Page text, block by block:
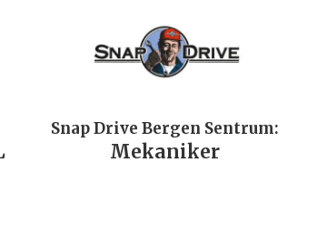
Snap Drive Bergen Sentrum:
Mekaniker